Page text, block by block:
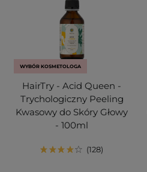
WYBÓR KOSMETOLOGA
HairTry - Acid Queen -
Trychologiczny Peeling
Kwasowy do Skóry Głowy
- 100ml
128